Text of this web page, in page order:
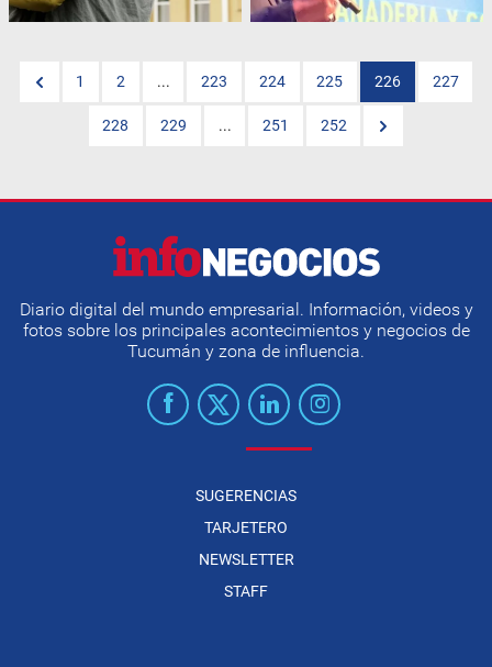
1 2 ... 223 224 225 226 227
228 229 ... 251 252
Diario digital del mundo empresarial. Información, videos y
fotos sobre los principales acontecimientos y negocios de
Tucumán y zona de influencia.
SUGERENCIAS
TARJETERO
NEWSLETTER
STAFF